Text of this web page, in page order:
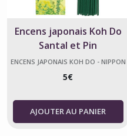
Encens japonais Koh Do
Santal et Pin
ENCENS JAPONAIS KOH DO - NIPPON
5€
AJOUTER AU PANIER